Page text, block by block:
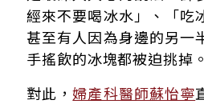
經來不要喝冰水」、「吃
甚至有人因為身邊的另一
手搖飲的冰塊都被迫挑掉。
對此，婦產科醫師蘇怡寧